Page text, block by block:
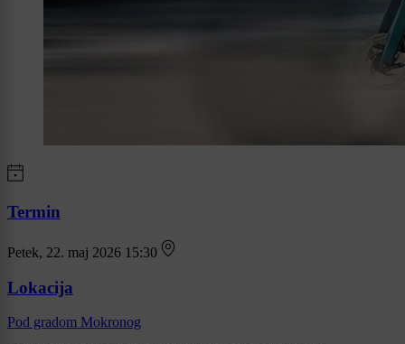
Termin
Petek, 22. maj 2026 15:30
Lokacija
Pod gradom Mokronog